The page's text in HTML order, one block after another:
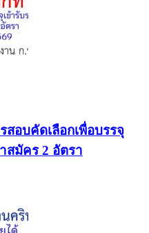
อบคัดเลือกเพื่อบรรจุ
สมัคร 2 อัตรา